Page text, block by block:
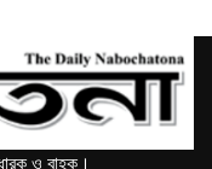
ও বাহক।